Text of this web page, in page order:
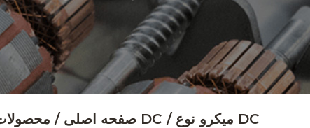
صفحه اصلی / موتور لرزش میکرو DC / میکرو نوع DC